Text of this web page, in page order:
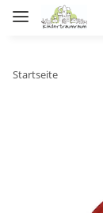
Startseite